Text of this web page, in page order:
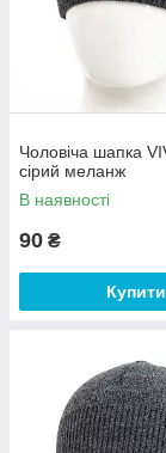
Чоловіча шапка
сірий меланж
В наявності
90 ₴
Купити